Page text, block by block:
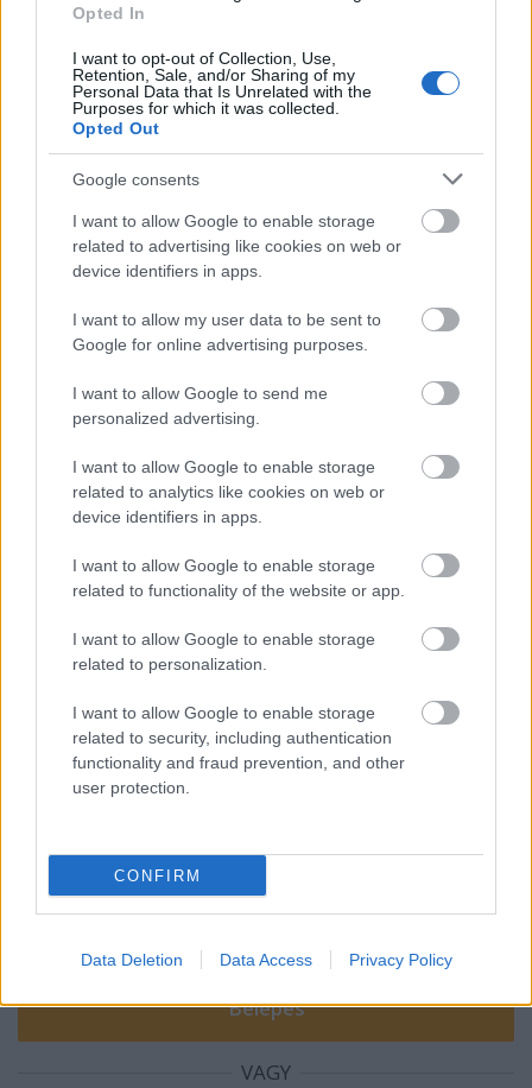
Opted In
I want to opt-out of Collection, Use,
Retention, Sale, and/or Sharing of my
Personal Data that Is Unrelated with the
Purposes for which it was collected.
Opted Out
Google consents
I want to allow Google to enable storage
related to advertising like cookies on web or
device identifiers in apps.
I want to allow my user data to be sent to
Google for online advertising purposes.
I want to allow Google to send me
personalized advertising.
I want to allow Google to enable storage
related to analytics like cookies on web or
device identifiers in apps.
I want to allow Google to enable storage
related to functionality of the website or app.
I want to allow Google to enable storage
related to personalization.
I want to allow Google to enable storage
related to security, including authentication
functionality and fraud prevention, and other
user protection.
CONFIRM
Data Deletion Data Access Privacy Policy
Ajánlott bejegyzések:
Bréking! Az Urbanista elköltözött!
Hundertwasser-túra Bécsben: ezt a négy
helyszínt ne hagyjuk ki, ha arra
Ilyen főpolgármestert szeretnétek
magatoknak
A Kodály Köröndön már a tűz előtt is
ISTEN SZERET TÉGED
Szólj hozzá!
VAGY